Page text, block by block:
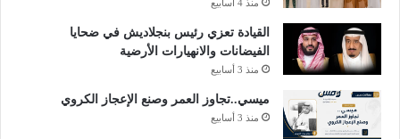
منذ 4 أسابيع
القيادة تعزي رئيس بنجلاديش في ضحايا
الفيضانات والانهيارات الأرضية
منذ 3 أسابيع
ميسي..تجاوز العمر وصنع الإعجاز الكروي
منذ 3 أسابيع